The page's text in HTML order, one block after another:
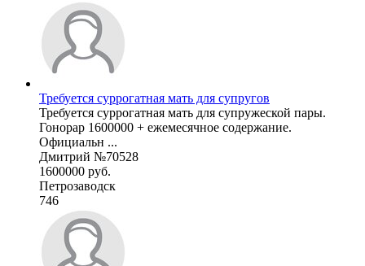
Требуется суррогатная мать для супругов
Требуется суррогатная мать для супружеской пары.
Гонорар 1600000 + ежемесячное содержание.
Официальн ...
Дмитрий №70528
1600000 руб.
Петрозаводск
746